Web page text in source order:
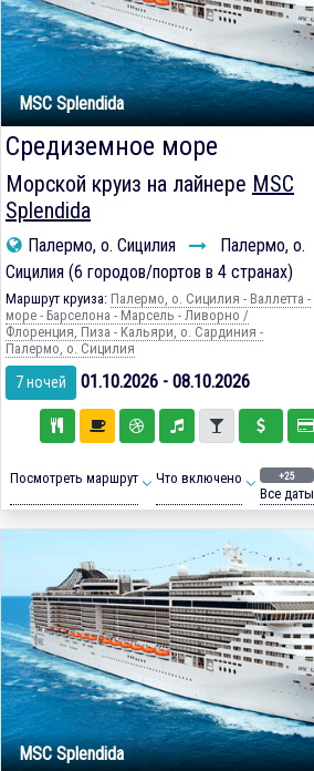
MSC Splendida
Средиземное море
Морской круиз на лайнере MSC
Splendida
Палермо, о. Сицилия
Палермо, о.
Сицилия (6 городов/портов в 4 странах)
Маршрут круиза: Палермо, о. Сицилия - Валлетта -
море - Барселона - Марсель - Ливорно /
Флоренция, Пиза - Кальяри, о. Сардиния -
Палермо, о. Сицилия
7 ночей 01.10.2026 - 08.10.2026
Посмотреть маршрут Что включено +25
Все даты
MSC Splendida